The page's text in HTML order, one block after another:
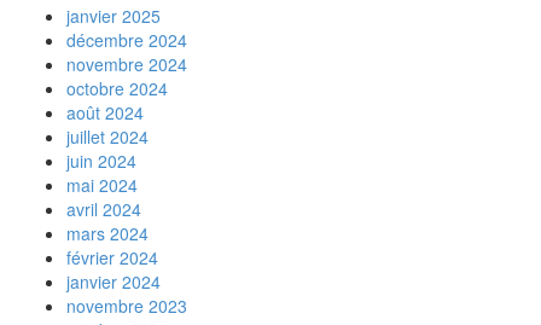
janvier 2025
décembre 2024
novembre 2024
octobre 2024
août 2024
juillet 2024
juin 2024
mai 2024
avril 2024
mars 2024
février 2024
janvier 2024
novembre 2023